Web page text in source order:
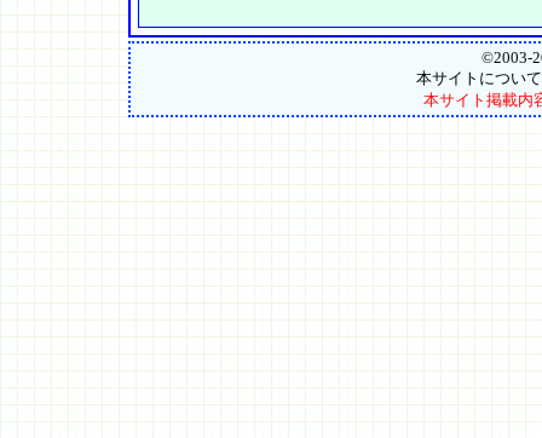
©2003-
本サイトについ
本サイト掲載内